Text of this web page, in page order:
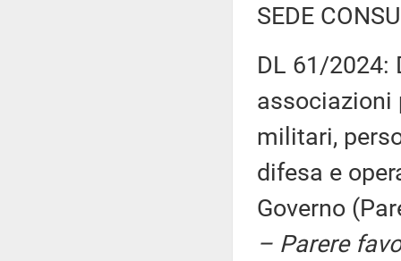
SEDE
DL 61/2024:
associazioni
militari,
difesa e
Governo
– Parere